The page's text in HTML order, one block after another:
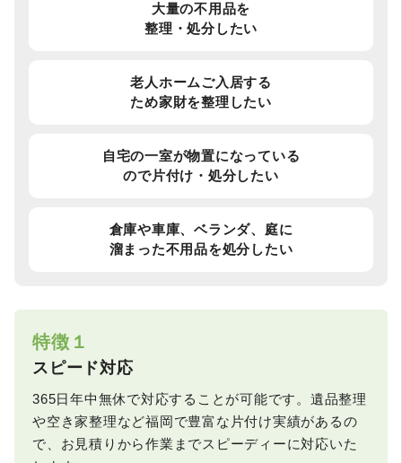
大量の不用品を
整理・処分したい
老人ホームご入居する
ため家財を整理したい
自宅の一室が物置になっている
ので片付け・処分したい
倉庫や車庫、ベランダ、庭に
溜まった不用品を処分したい
特徴１
スピード対応
365日年中無休で対応することが可能です。遺品整理
や空き家整理など福岡で豊富な片付け実績があるの
で、お見積りから作業までスピーディーに対応いた